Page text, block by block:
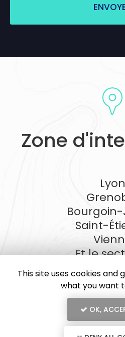
Zone
Lyon
Saint-
Et le
En
JMR
This site uses cookies and
what you want
OK,